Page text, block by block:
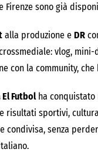
sono già
alla produzione e DR
vlog,
con la community,
El Futbolha conquistato
risultati sportivi,
condivisa, senza